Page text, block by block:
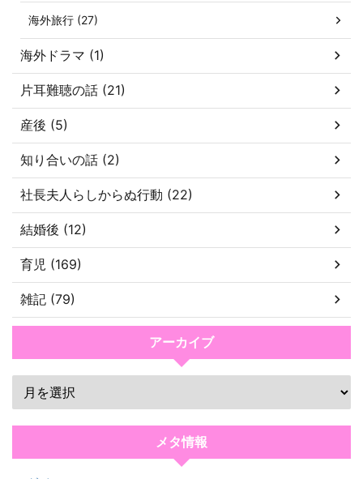
海外旅行 (27)
海外ドラマ (1)
片耳難聴の話 (21)
産後 (5)
知り合いの話 (2)
社長夫人らしからぬ行動 (22)
結婚後 (12)
育児 (169)
雑記 (79)
アーカイブ
メタ情報